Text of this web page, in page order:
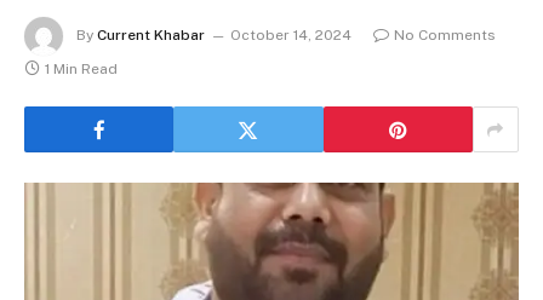
By Current Khabar October 14, 2024
No Comments
1 Min Read